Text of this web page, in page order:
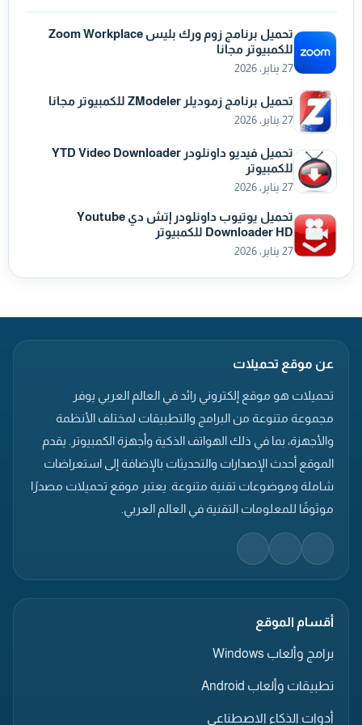
تحميل برنامج زوم ورك بليس Zoom Workplace
للكمبيوتر مجانا
27 يناير، 2026
تحميل برنامج زموديلر ZModeler للكمبيوتر مجانا
27 يناير، 2026
تحميل فيديو داونلودر YTD Video Downloader
للكمبيوتر
27 يناير، 2026
تحميل يوتيوب داونلودر إتش دي Youtube
Downloader HD للكمبيوتر
27 يناير، 2026
عن موقع تحميلات
تحميلات هو موقع إلكتروني رائد في العالم العربي يوفر
مجموعة متنوعة من البرامج والتطبيقات لمختلف الأنظمة
والأجهزة، بما في ذلك الهواتف الذكية وأجهزة الكمبيوتر. يقدم
الموقع أحدث الإصدارات والتحديثات بالإضافة إلى استعراضات
شاملة وموضوعات تقنية متنوعة. يعتبر موقع تحميلات مصدرًا
موثوقًا للمعلومات التقنية في العالم العربي.
أقسام الموقع
برامج وألعاب Windows
تطبيقات وألعاب Android
أدوات الذكاء الاصطناعي